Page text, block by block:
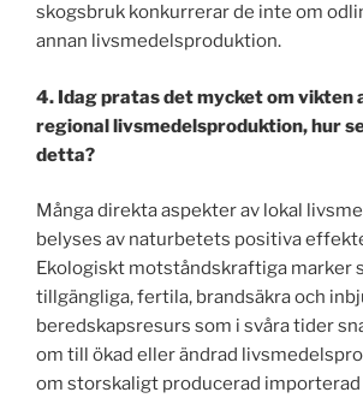
skogsbruk konkurrerar de inte om
annan livsmedelsproduktion.
4. Idag pratas det mycket om vikten
regional livsmedelsproduktion, hur
detta?
Många direkta aspekter av lokal
belyses av naturbetets positiva
Ekologiskt motståndskraftiga marker
tillgängliga, fertila, brandsäkra och
beredskapsresurs som i svåra tider
om till ökad eller ändrad
om storskaligt producerad